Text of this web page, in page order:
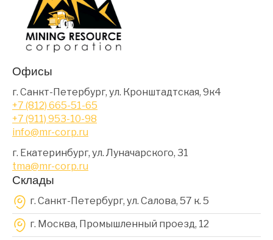
Офисы
г. Санкт-Петербург, ул. Кронштадтская, 9к4
+7 (812) 665-51-65
+7 (911) 953-10-98
info@mr-corp.ru
г. Екатеринбург, ул. Луначарского, 31
tma@mr-corp.ru
Склады
г. Санкт-Петербург, ул. Салова, 57 к. 5
г. Москва, Промышленный проезд, 12